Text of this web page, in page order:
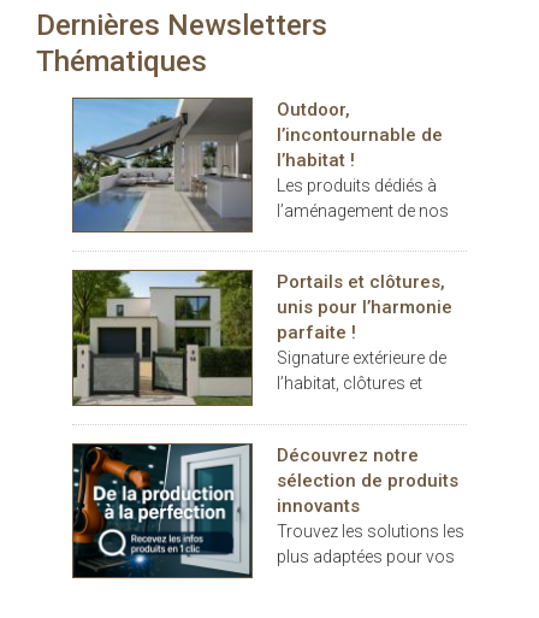
carport… les espaces
prolongements de
l’habitat. Dans ce
contexte, THERMOTOP®
s’impose comme un
partenaire clé pour
concevoir des espaces
de vie confortables,
esthétiques et durables,
dedans comme dehors.
Dernières Newsletters
Thématiques
Outdoor,
l’incontournable de
l’habitat !
Les produits dédiés à
l’aménagement de nos
des dernières années
comme des éléments
indispensables au
confort.
Portails et clôtures,
unis pour l’harmonie
parfaite !
Signature extérieure de
l’habitat, clôtures et
décoratifs, rivalisent
d’inspiration
Découvrez notre
sélection de produits
innovants
Trouvez les solutions les
plus adaptées pour vos